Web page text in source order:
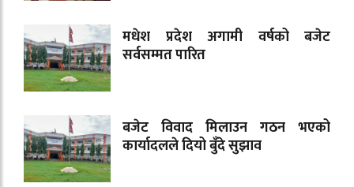
मधेश प्रदेश अगामी वर्षको बजेट
सर्वसम्मत पारित
बजेट विवाद मिलाउन गठन भएको
कार्यादलले दियो बुँदे सुझाव